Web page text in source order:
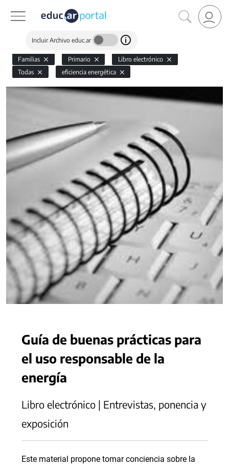
Incluir Archivo educ.ar
Familias Primario
Libro electrónico
Todas
eficiencia energética
Guía de buenas prácticas para
el uso responsable de la
energía
Libro electrónico | Entrevistas, ponencia y
exposición
Este material propone tomar conciencia sobre la